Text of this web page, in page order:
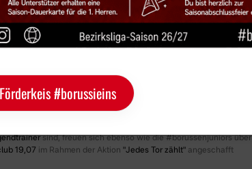
sind, freuen sich ebenso wie die #borussenjuniors über
19,07 im Rahmen der Aktion "Jedes Tor zählt" angeschafft
#borussieins